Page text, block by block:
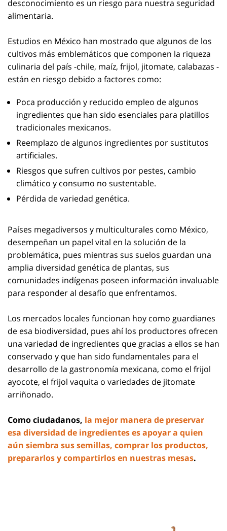
desconocimiento es un riesgo para nuestra seguridad
alimentaria.
Estudios en México han mostrado que algunos de los
cultivos más emblemáticos que componen la riqueza
culinaria del país -chile, maíz, frijol, jitomate, calabazas -
están en riesgo debido a factores como:
Poca producción y reducido empleo de algunos
ingredientes que han sido esenciales para platillos
tradicionales mexicanos.
Reemplazo de algunos ingredientes por sustitutos
artificiales.
Riesgos que sufren cultivos por pestes, cambio
climático y consumo no sustentable.
Pérdida de variedad genética.
Países megadiversos y multiculturales como México,
desempeñan un papel vital en la solución de la
problemática, pues mientras sus suelos guardan una
amplia diversidad genética de plantas, sus
comunidades indígenas poseen información invaluable
para responder al desafío que enfrentamos.
Los mercados locales funcionan hoy como guardianes
de esa biodiversidad, pues ahí los productores ofrecen
una variedad de ingredientes que gracias a ellos se han
conservado y que han sido fundamentales para el
desarrollo de la gastronomía mexicana, como el frijol
ayocote, el frijol vaquita o variedades de jitomate
arriñonado.
Como ciudadanos, la mejor manera de preservar
esa diversidad de ingredientes es apoyar a quien
aún siembra sus semillas, comprar los productos,
prepararlos y compartirlos en nuestras mesas.